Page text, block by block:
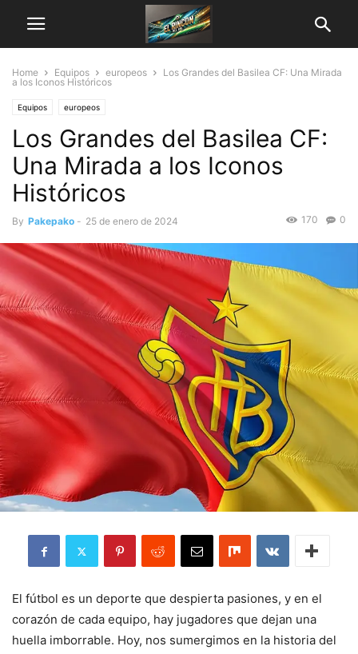
Home Equipos europeos
Los Grandes del Basilea CF: Una Mirada
a los Iconos Históricos
Equipos europeos
Los Grandes del Basilea CF:
Una Mirada a los Iconos
Históricos
By Pakepako - 25 de enero de 2024 0
170
El fútbol es un deporte que despierta pasiones, y en el
corazón de cada equipo, hay jugadores que dejan una
huella imborrable. Hoy, nos sumergimos en la historia del